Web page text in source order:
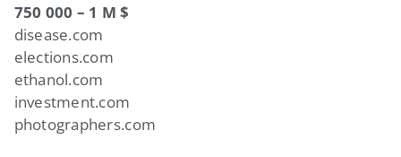
750 000 – 1 M $
disease.com
elections.com
ethanol.com
investment.com
photographers.com